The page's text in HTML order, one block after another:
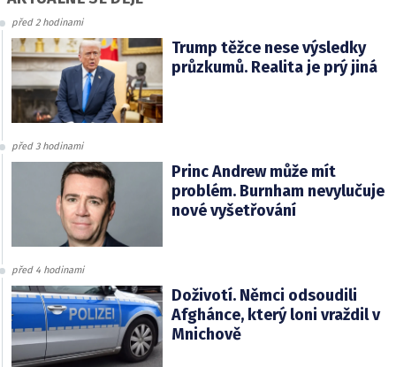
před 2 hodinami
Trump těžce nese výsledky
průzkumů. Realita je prý jiná
před 3 hodinami
Princ Andrew může mít
problém. Burnham nevylučuje
nové vyšetřování
před 4 hodinami
Doživotí. Němci odsoudili
Afghánce, který loni vraždil v
Mnichově